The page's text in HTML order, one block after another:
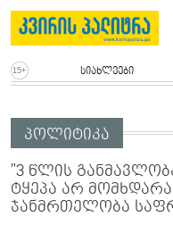
სიახლეები
პოლიტიკა
"3 წლის
ტყეპა არ
ჯანმრთელობა